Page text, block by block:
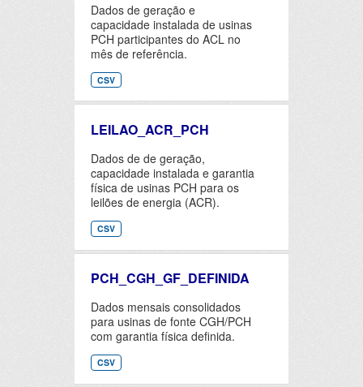
Dados de geração e
capacidade instalada de usinas
PCH participantes do ACL no
mês de referência.
CSV
LEILAO_ACR_PCH
Dados de de geração,
capacidade instalada e garantia
física de usinas PCH para os
leilões de energia (ACR).
CSV
PCH_CGH_GF_DEFINIDA
Dados mensais consolidados
para usinas de fonte CGH/PCH
com garantia física definida.
CSV